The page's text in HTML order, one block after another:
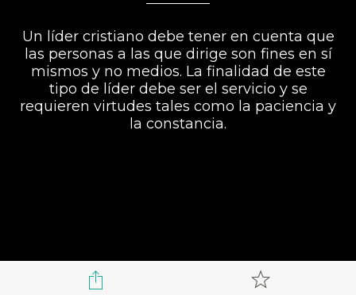
Un líder cristiano debe tener en cuenta que
las personas a las que dirige son fines en sí
mismos y no medios. La finalidad de este
tipo de líder debe ser el servicio y se
requieren virtudes tales como la paciencia y
la constancia.